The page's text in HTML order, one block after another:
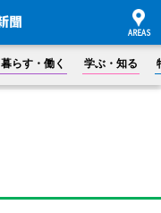
暮らす・働く 学ぶ・知る